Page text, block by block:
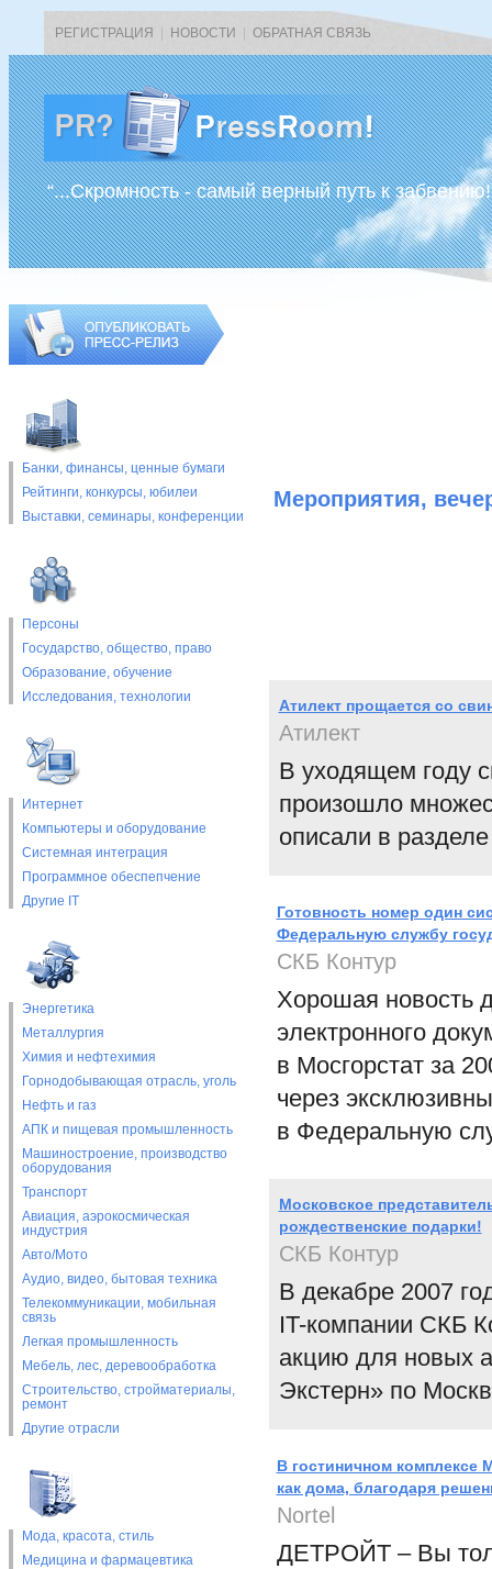
РЕГИСТРАЦИЯ НОВОСТИ ОБРАТНАЯ СВЯЗЬ
“...Скромность - самый верный путь к
Банки, финансы, ценные бумаги
Рейтинги, конкурсы, юбилеи
Выставки, cеминары, конференции
Персоны
Государство, общество, право
Образование, обучение
Исследования, технологии
Интернет
Компьютеры и оборудование
Системная интеграция
Программное обеспепчение
Другие IT
Энергетика
Металлургия
Химия и нефтехимия
Горнодобывающая отрасль, уголь
Нефть и газ
АПК и пищевая промышленность
Машиностроение, производство
оборудования
Транспорт
Авиация, аэрокосмическая
индустрия
Авто/Мото
Аудио, видео, бытовая техника
Телекоммуникации, мобильная
связь
Легкая промышленность
Мебель, лес, деревообработка
Строительство, стройматериалы,
ремонт
Другие отрасли
Мода, красота, стиль
Медицина и фармацевтика
Мероприятия,
Атилект прощается со
Атилект
В уходящем году
произошло
описали в
Готовность номер один
Федеральную службу
СКБ Контур
Хорошая новость
электронного
в Мосгорстат за
через
в Федеральную
Московское
рождественские подарки!
СКБ Контур
В декабре 2007
IT-компании СКБ
акцию для новых
Экстерн» по
В гостиничном комплексе
как дома, благодаря
Nortel
ДЕТРОЙТ – Вы